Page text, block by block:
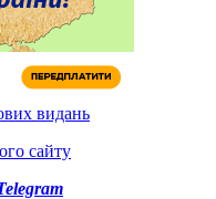
видань
сайту